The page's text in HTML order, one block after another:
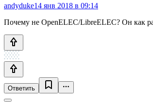
andyduke14 янв 2018 в 09:14
Почему не OpenELEC/LibreELEC? Он как
Ответить